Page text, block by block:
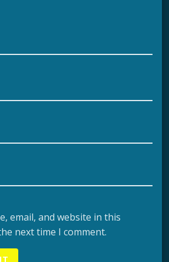
email, and website in this
next time I comment.